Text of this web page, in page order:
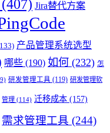
(407) Jira替代方案
产品管理系统选型
哪些 (190) 如何 (232) 怎
研发管理工具 (119) 研发管理软
管理 (114) 迁移成本 (157)
需求管理工具 (244)